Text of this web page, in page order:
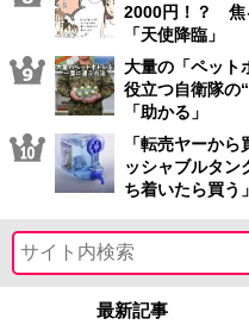
2000円！？ 焦
「天使降臨」
大量の「ペッ
役立つ自衛隊の
「助かる」
「転売ヤーか
ッシャブルタ
ち着いたら買う」
最新記事